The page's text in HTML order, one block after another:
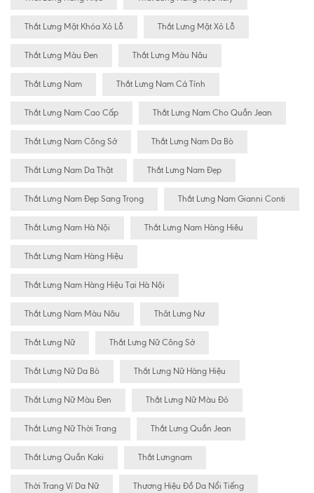
Thắt Lưng Mặt Khóa Xỏ Lỗ Thắt Lưng Mặt Xỏ Lỗ
Thắt Lưng Màu Đen Thắt Lưng Màu Nâu
Thắt Lưng Nam Thắt Lưng Nam Cá Tính
Thắt Lưng Nam Cao Cấp Thắt Lưng Nam Cho Quần Jean
Thắt Lưng Nam Công Sở Thắt Lưng Nam Da Bò
Thắt Lưng Nam Da Thật Thắt Lưng Nam Đẹp
Thắt Lưng Nam Đẹp Sang Trọng Thắt Lưng Nam Gianni Conti
Thắt Lưng Nam Hà Nội Thắt Lưng Nam Hàng Hiêu
Thắt Lưng Nam Hàng Hiệu
Thắt Lưng Nam Hàng Hiệu Tại Hà Nội
Thắt Lưng Nam Màu Nâu Thăt Lưng Nư
Thắt Lưng Nữ Thắt Lưng Nữ Công Sở
Thắt Lưng Nữ Da Bò Thắt Lưng Nữ Hàng Hiệu
Thắt Lưng Nữ Màu Đen Thắt Lưng Nữ Màu Đỏ
Thắt Lưng Nữ Thời Trang Thắt Lưng Quần Jean
Thắt Lưng Quần Kaki Thắt Lưngnam
Thời Trang Ví Da Nữ Thương Hiệu Đồ Da Nổi Tiếng